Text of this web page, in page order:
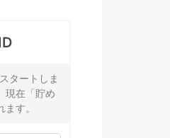
タートしま
現在「貯め
す。